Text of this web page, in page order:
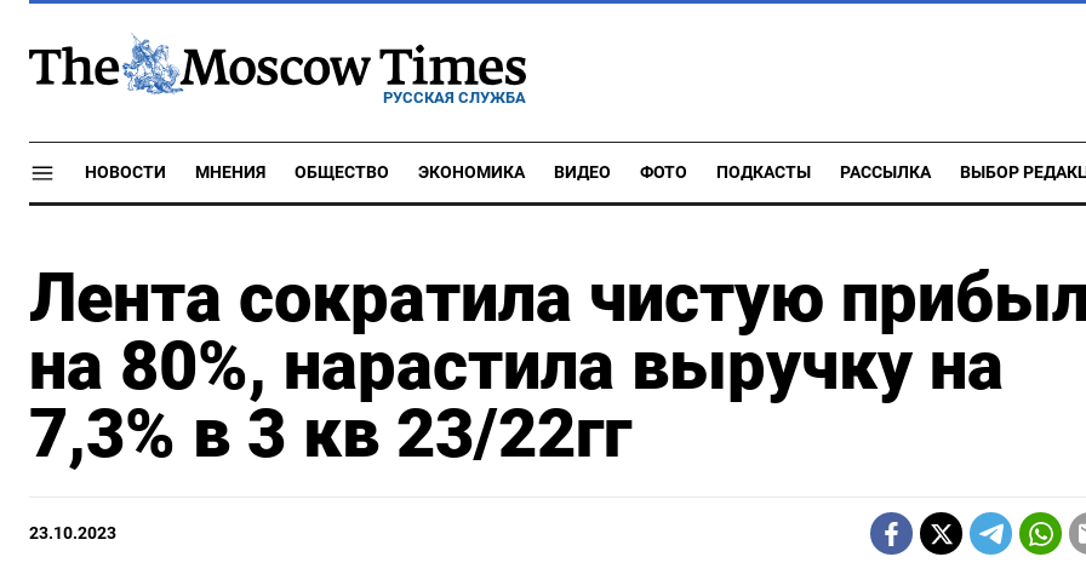
РУССКАЯ СЛУЖБА
НОВОСТИ МНЕНИЯ ОБЩЕСТВО ЭКОНОМИКА ВИДЕО ФОТО ПОДКАСТЫ РАССЫЛКА ВЫБОР
Лента сократила чистую
на 80%, нарастила выручку на
7,3% в 3 кв 23/22гг
23.10.2023